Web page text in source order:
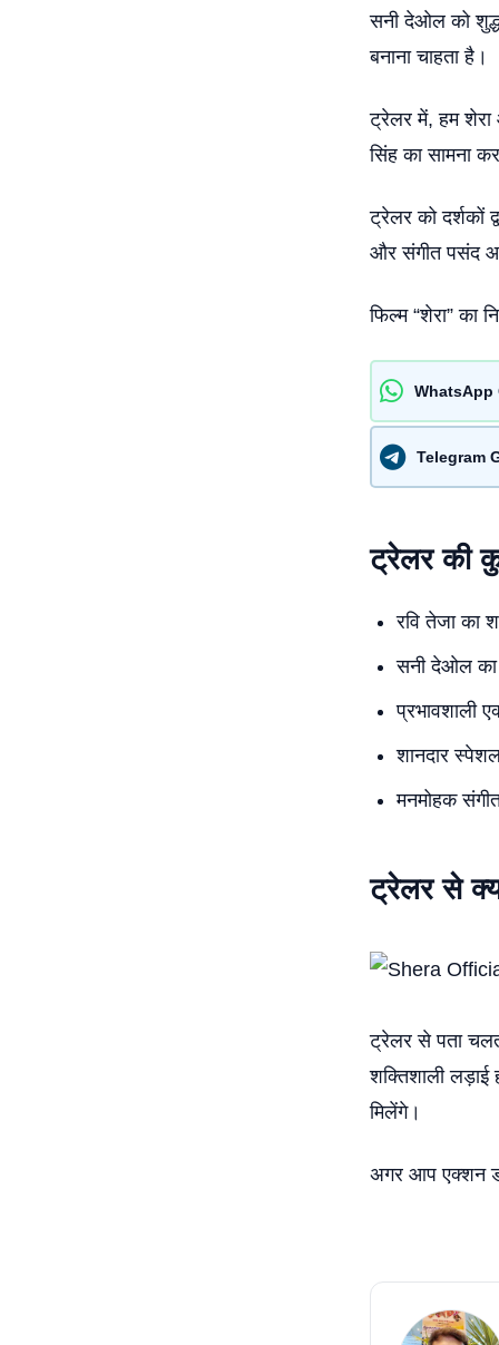
सनी देओल को
बनाना चाहता है।
ट्रेलर में, हम शेरा
सिंह का सामना
ट्रेलर को दर्शकों
और संगीत पसंद
फिल्म “शेरा” का
WhatsApp
Telegram
ट्रेलर की
रवि तेजा का
सनी देओल
प्रभावशाली
शानदार
मनमोहक
ट्रेलर से
ट्रेलर से पता
शक्तिशाली
मिलेंगे।
अगर आप एक्शन